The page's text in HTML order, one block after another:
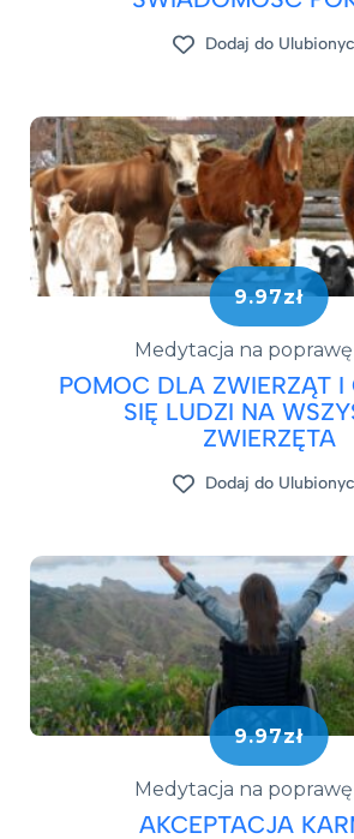
Dodaj do
9.97zł
Medytacja na poprawę
POMOC DLA ZWIERZĄT I
SIĘ LUDZI NA
ZWIERZĘTA
Dodaj do
9.97zł
Medytacja na poprawę
AKCEPTACJA